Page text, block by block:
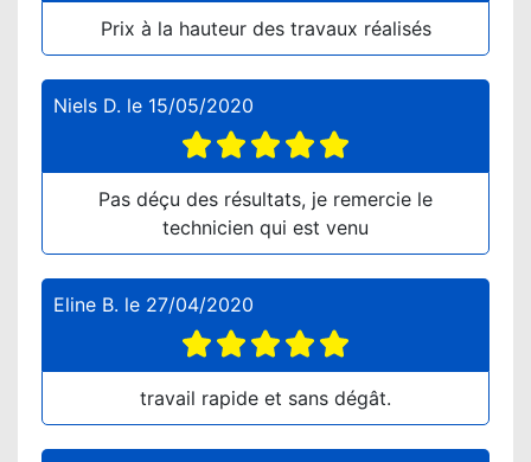
Prix à la hauteur des travaux réalisés
Niels D. le 15/05/2020
Pas déçu des résultats, je remercie le
technicien qui est venu
Eline B. le 27/04/2020
travail rapide et sans dégât.